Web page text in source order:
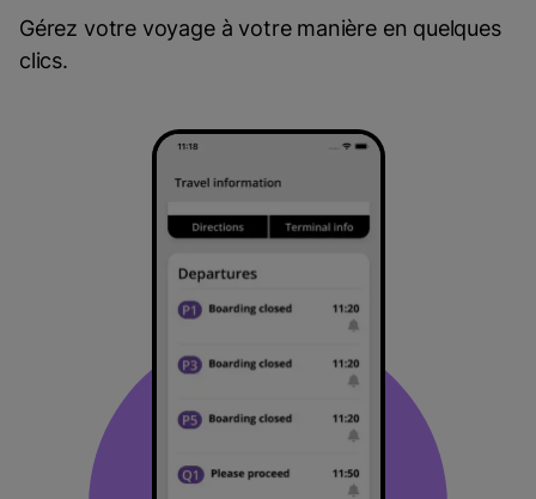
Gérez votre voyage à votre manière en quelques
clics.